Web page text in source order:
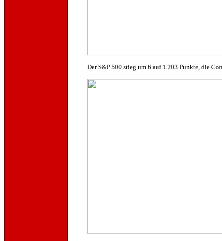
Der S&P 500 stieg um 6 auf 1.203 Punkte, die